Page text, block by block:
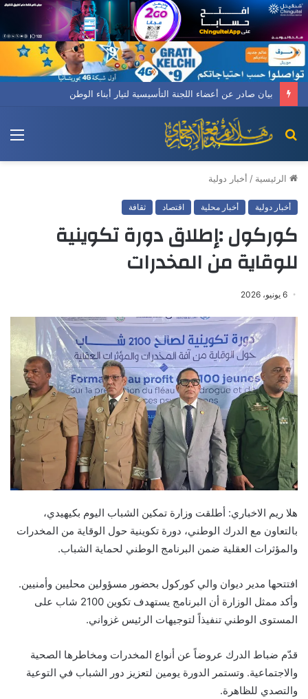
بيان صادر عن أعضاء اللجنة التأسيسية لتيار أبناء الوطن
بحث
الرئيسية / أخبار دولية
أخبار دولية أخبار محلية اقتصاد ثقافة
كوركول :إطلاق دورة تكوينية
للوقاية من المخدرات
6 يونيو، 2026
هلا ريم الاخباري: أطلقت وزارة تمكين الشباب اليوم بكيهيدي،
بالتعاون مع الدرك الوطني، دورة تكوينية حول الوقاية من المخدرات
والمؤثرات العقلية ضمن البرنامج الوطني لحماية الشباب.
افتتحها مدير ديوان والي كوركول بحضور مسؤولين محليين وأمنيين.
وأكد ممثل الوزارة أن البرنامج يستهدف تكوين 2100 شاب على
المستوى الوطني تنفيذاً لتوجيهات الرئيس غزواني.
قدّم ضباط الدرك عروضاً عن أنواع المخدرات ومخاطرها الصحية
والاجتماعية. وتستمر الدورة يومين لتعزيز دور الشباب في التوعية
والتصدي للظاهرة.